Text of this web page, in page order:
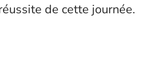
de cette journée.